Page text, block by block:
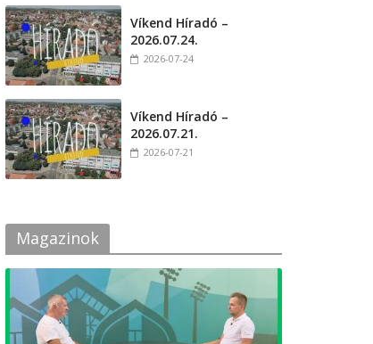
Víkend Híradó –
2026.07.24.
2026-07-24
Víkend Híradó –
2026.07.21.
2026-07-21
Magazinok